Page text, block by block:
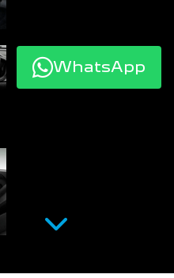
WhatsApp